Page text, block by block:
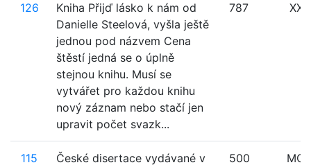
126
Kniha Přijď lásko k nám od
Danielle Steelová, vyšla ještě
jednou pod názvem Cena
štěstí jedná se o úplně
stejnou knihu. Musí se
vytvářet pro každou knihu
nový záznam nebo stačí jen
upravit počet svazk...
787 XXX
115
České disertace vydávané v
500